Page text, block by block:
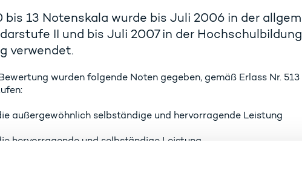
bis 13 Notenskala wurde bis Juli 2006 in der
II und bis Juli 2007 in der
verwendet.
wurden folgende Noten gegeben, gemäß Erlass Nr. 513
außergewöhnlich selbständige und hervorragende Leistung
hervorragende und selbständige Leistung